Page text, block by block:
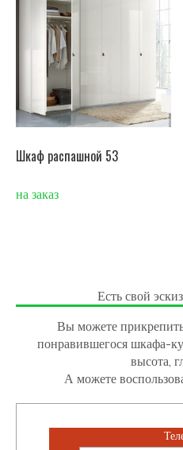
Шкаф распашной 53
на заказ
Есть свой
Вы можете
понравившегося шкафа-
высота,
А можете